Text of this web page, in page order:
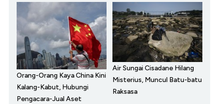
Orang-Orang Kaya China Kini
Kalang-Kabut, Hubungi
Pengacara-Jual Aset
Air Sungai Cisadane Hilang
Misterius, Muncul Batu-batu
Raksasa